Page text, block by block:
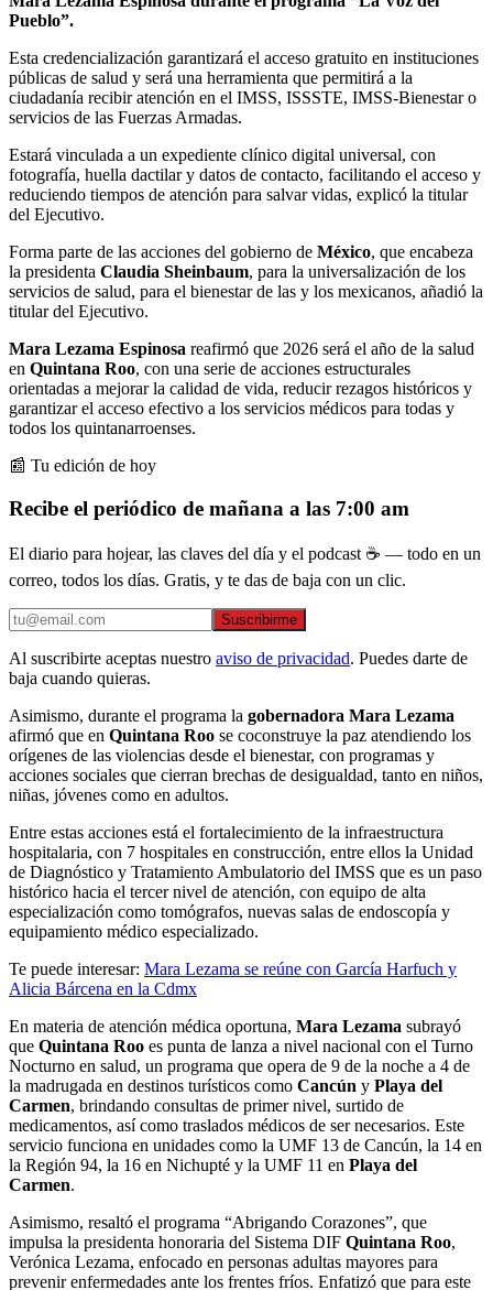
Pueblo”.
Esta credencialización garantizará el acceso gratuito en instituciones
públicas de salud y será una herramienta que permitirá a la
ciudadanía recibir atención en el IMSS, ISSSTE, IMSS-Bienestar o
servicios de las Fuerzas Armadas.
Estará vinculada a un expediente clínico digital universal, con
fotografía, huella dactilar y datos de contacto, facilitando el acceso y
reduciendo tiempos de atención para salvar vidas, explicó la titular
del Ejecutivo.
Forma parte de las acciones del gobierno de México, que encabeza
la presidenta Claudia Sheinbaum, para la universalización de los
servicios de salud, para el bienestar de las y los mexicanos, añadió la
titular del Ejecutivo.
Mara Lezama Espinosa reafirmó que 2026 será el año de la salud
en Quintana Roo, con una serie de acciones estructurales
orientadas a mejorar la calidad de vida, reducir rezagos históricos y
garantizar el acceso efectivo a los servicios médicos para todas y
todos los quintanarroenses.
📰 Tu edición de hoy
Recibe el periódico de mañana a las 7:00 am
El diario para hojear, las claves del día y el podcast ☕ — todo en un
correo, todos los días. Gratis, y te das de baja con un clic.
Suscribirme
Al suscribirte aceptas nuestro aviso de privacidad. Puedes darte de
baja cuando quieras.
Asimismo, durante el programa la gobernadora Mara Lezama
afirmó que en Quintana Roo se coconstruye la paz atendiendo los
orígenes de las violencias desde el bienestar, con programas y
acciones sociales que cierran brechas de desigualdad, tanto en niños,
niñas, jóvenes como en adultos.
Entre estas acciones está el fortalecimiento de la infraestructura
hospitalaria, con 7 hospitales en construcción, entre ellos la Unidad
de Diagnóstico y Tratamiento Ambulatorio del IMSS que es un paso
histórico hacia el tercer nivel de atención, con equipo de alta
especialización como tomógrafos, nuevas salas de endoscopía y
equipamiento médico especializado.
Te puede interesar: Mara Lezama se reúne con García Harfuch y
Alicia Bárcena en la Cdmx
En materia de atención médica oportuna, Mara Lezama subrayó
que Quintana Roo es punta de lanza a nivel nacional con el Turno
Nocturno en salud, un programa que opera de 9 de la noche a 4 de
la madrugada en destinos turísticos como Cancún y Playa del
Carmen, brindando consultas de primer nivel, surtido de
medicamentos, así como traslados médicos de ser necesarios. Este
servicio funciona en unidades como la UMF 13 de Cancún, la 14 en
la Región 94, la 16 en Nichupté y la UMF 11 en Playa del
Carmen.
Asimismo, resaltó el programa “Abrigando Corazones”, que
impulsa la presidenta honoraria del Sistema DIF Quintana Roo,
Verónica Lezama, enfocado en personas adultas mayores para
prevenir enfermedades ante los frentes fríos. Enfatizó que para este